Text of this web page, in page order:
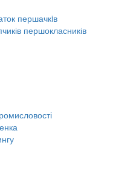
першачкiв
першокласників